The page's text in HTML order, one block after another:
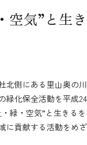
空気”と生
北側にある里山奥の
緑化保全活動を平成
緑・空気”と生きる
に貢献する活動をめ